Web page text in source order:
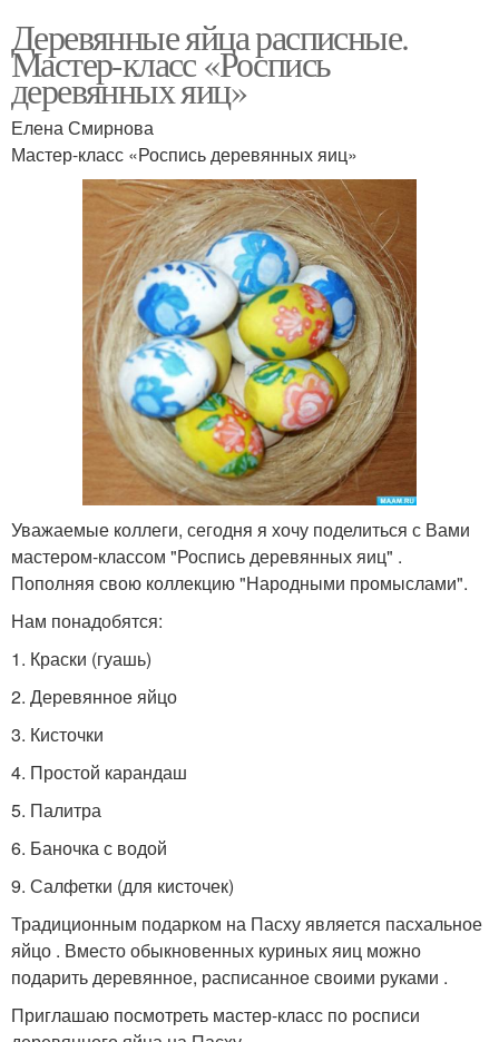
Деревянные яйца расписные.
Мастер-класс «Роспись
деревянных яиц»
Елена Смирнова
Мастер-класс «Роспись деревянных яиц»
Уважаемые коллеги, сегодня я хочу поделиться с Вами
мастером-классом "Роспись деревянных яиц" .
Пополняя свою коллекцию "Народными промыслами".
Нам понадобятся:
1. Краски (гуашь)
2. Деревянное яйцо
3. Кисточки
4. Простой карандаш
5. Палитра
6. Баночка с водой
9. Салфетки (для кисточек)
Традиционным подарком на Пасху является пасхальное
яйцо . Вместо обыкновенных куриных яиц можно
подарить деревянное, расписанное своими руками .
Приглашаю посмотреть мастер-класс по росписи